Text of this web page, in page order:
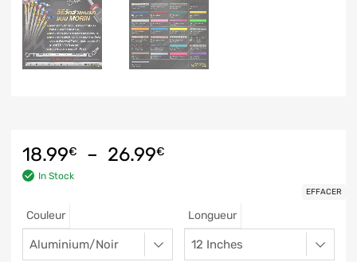
18.99€ – 26.99€
In Stock
Couleur Longueur
EFFACER